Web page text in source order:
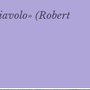
(Robert